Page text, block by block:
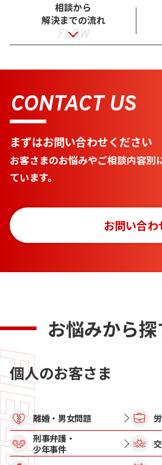
相談から
解決までの流れ
FLOW
CONTACT US
まずはお問い合わせください
お客さまのお悩みやご相談内容別
ています。
お問い合わ
お悩みから探
個人のお客さま
離婚・男女問題
刑事弁護・
少年事件